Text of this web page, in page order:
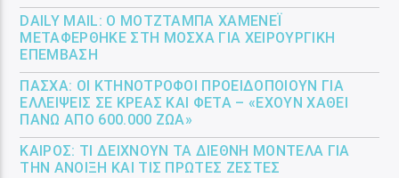
DAILY MAIL: Ο ΜΟΤΖΤΆΜΠΑ ΧΑΜΕΝΕΪ́
ΜΕΤΑΦΈΡΘΗΚΕ ΣΤΗ ΜΌΣΧΑ ΓΙΑ ΧΕΙΡΟΥΡΓΙΚΉ
ΕΠΈΜΒΑΣΗ
ΠΆΣΧΑ: ΟΙ ΚΤΗΝΟΤΡΌΦΟΙ ΠΡΟΕΙΔΟΠΟΙΟΎΝ ΓΙΑ
ΕΛΛΕΊΨΕΙΣ ΣΕ ΚΡΈΑΣ ΚΑΙ ΦΈΤΑ – «ΈΧΟΥΝ ΧΑΘΕΊ
ΠΆΝΩ ΑΠΌ 600.000 ΖΏΑ»
ΚΑΙΡΌΣ: ΤΙ ΔΕΊΧΝΟΥΝ ΤΑ ΔΙΕΘΝΉ ΜΟΝΤΈΛΑ ΓΙΑ
ΤΗΝ ΆΝΟΙΞΗ ΚΑΙ ΤΙΣ ΠΡΏΤΕΣ ΖΈΣΤΕΣ